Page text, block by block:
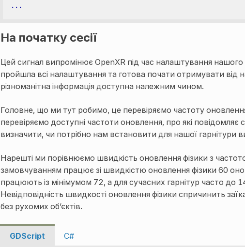
...
На початку сесії
Цей сигнал випромінює OpenXR під час налаштування нашого
пройшла всі налаштування та готова почати отримувати від
різноманітна інформація доступна належним чином.
Головне, що ми тут робимо, це перевіряємо частоту
перевіряємо доступні частоти оновлення, про які
визначити, чи потрібно нам встановити для нашої гарнітури
Нарешті ми порівнюємо швидкість оновлення фізики з
замовчуванням працює зі швидкістю оновлення фізики 60
працюють із мінімумом 72, а для сучасних гарнітур часто до
Невідповідність швидкості оновлення фізики спричинить
без рухомих об’єктів.
GDScript C#